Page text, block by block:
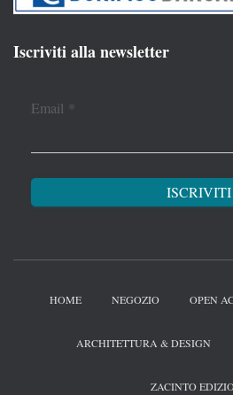
Iscriviti alla newsletter
Email *
HOME NEGOZIO OPEN
ARCHITETTURA & DESIGN
ZACINTO